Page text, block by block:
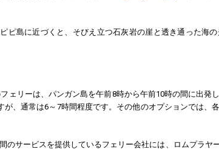
ピ島に近づくと、そびえ立つ石灰岩の崖と透き通った海
リーは、パンガン島を午前8時から午前10時の間に出発
、通常は6～7時間程度です。その他のオプションでは、
サービスを提供しているフェリー会社には、ロムプラヤ